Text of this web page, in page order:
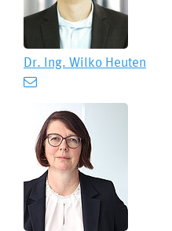
Dr. Ing. Wilko Heuten